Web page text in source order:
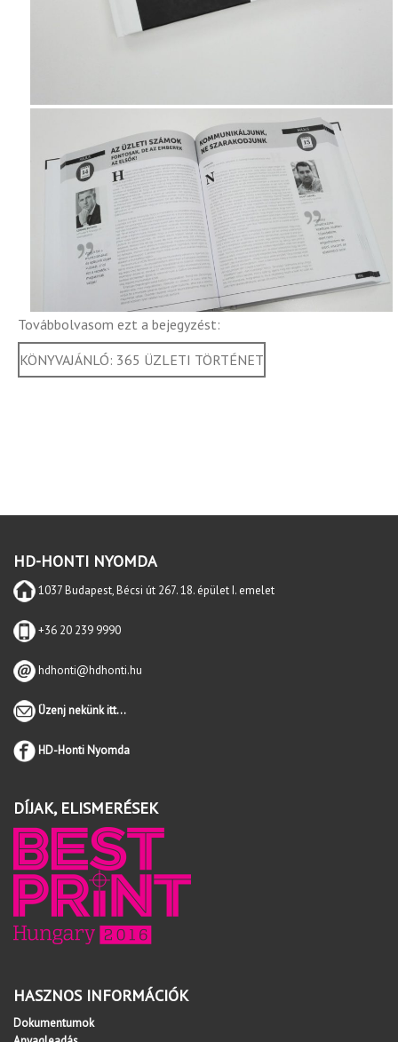
Továbbolvasom ezt a bejegyzést:
KÖNYVAJÁNLÓ: 365 ÜZLETI TÖRTÉNET
HD-HONTI NYOMDA
1037 Budapest, Bécsi út 267. 18. épület I. emelet
+36 20 239 9990
hdhonti@hdhonti.hu
Üzenj nekünk itt...
HD-Honti Nyomda
DÍJAK, ELISMERÉSEK
HASZNOS INFORMÁCIÓK
Dokumentumok